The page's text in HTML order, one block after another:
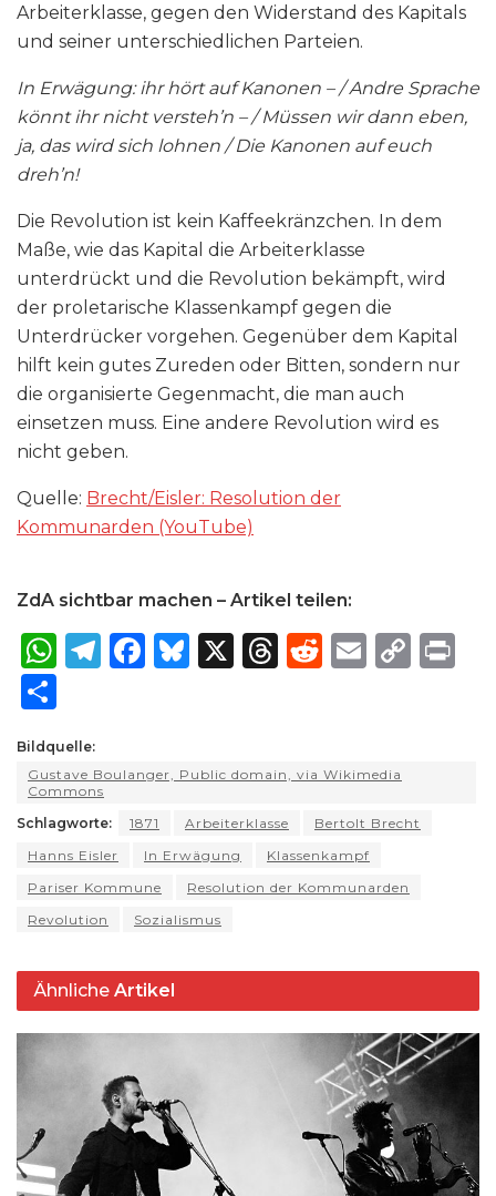
Arbeiterklasse, gegen den Widerstand des Kapitals
und seiner unterschiedlichen Parteien.
In Erwägung: ihr hört auf Kanonen – / Andre Sprache
könnt ihr nicht versteh’n – / Müssen wir dann eben,
ja, das wird sich lohnen / Die Kanonen auf euch
dreh’n!
Die Revolution ist kein Kaffeekränzchen. In dem
Maße, wie das Kapital die Arbeiterklasse
unterdrückt und die Revolution bekämpft, wird
der proletarische Klassenkampf gegen die
Unterdrücker vorgehen. Gegenüber dem Kapital
hilft kein gutes Zureden oder Bitten, sondern nur
die organisierte Gegenmacht, die man auch
einsetzen muss. Eine andere Revolution wird es
nicht geben.
Quelle: Brecht/Eisler: Resolution der
Kommunarden (YouTube)
ZdA sichtbar machen – Artikel teilen:
W
ts
A
p
p
T
ra
m
F
b
o
o
k
B
k
y
X
T
d
s
R
t
E
C
n
ar
e
Bildquelle:
Gustave Boulanger, Public domain, via Wikimedia
Commons
Schlagworte:
1871 Arbeiterklasse
Bertolt Brecht
Hanns Eisler
In Erwägung
Klassenkampf
Pariser Kommune
Resolution der Kommunarden
Revolution
Sozialismus
Ähnliche Artikel